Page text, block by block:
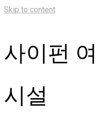
Skip to content
사이펀
시설